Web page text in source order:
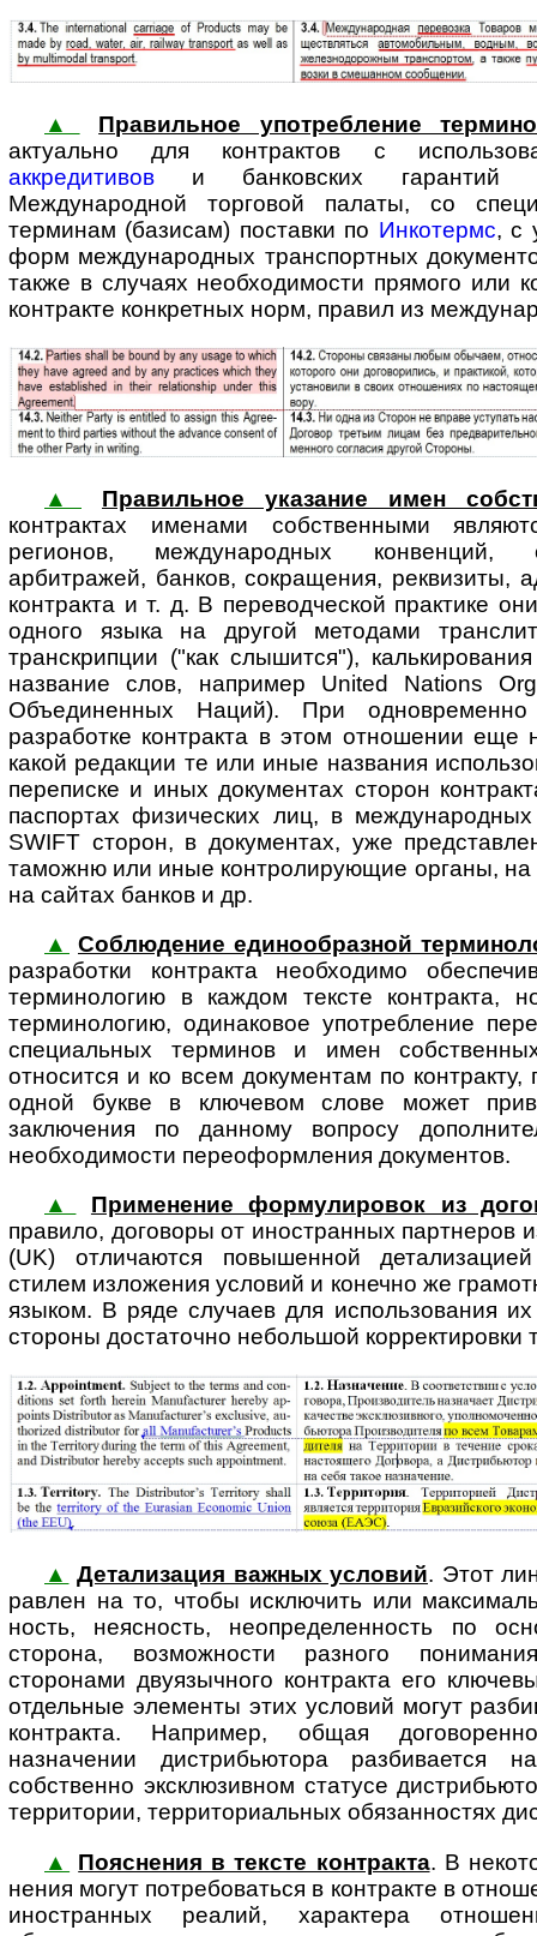
▲
Правильное употребление
актуально для контрактов с
аккредитивов и банковских гарантий
Международной торговой палаты, со
терминам (базисам) поставки по Инкотермс, с
форм международных транспортных
также в случаях необходимости прямого или
контракте конкретных норм, правил из
▲
Правильное указание имен
контрактах именами соб­ст­вен­ны­ми
регионов, международных конвенций,
арбитражей, банков, сокращения, реквизиты,
контракта и т. д. В переводческой практике
одного языка на другой методами
транскрипции ("как слышится"),
название слов, например United Nations
Объединенных Наций). При
разработке контракта в этом отношении еще
какой редакции те или иные названия
переписке и иных документах сторон
паспортах физических лиц, в
SWIFT сторон, в документах, уже
таможню или иные контролирующие органы, на
на сайтах банков и др.
▲
Соблюдение единообразной
раз­ра­бот­ки кон­т­рак­та необходимо
терминологию в каждом тексте контракта,
терминологию, одинаковое употребление
специальных терминов и имен
относится и ко всем документам по
одной букве в ключевом слове может
заключения по данному вопросу
необходимости переоформления документов.
▲
Применение формулировок из
правило, до­го­во­ры от ино­стран­ных пар­т­не­ров
(UK) отличаются повышенной
стилем изложения условий и конечно же
языком. В ряде случаев для использования
стороны достаточно небольшой корректировки
▲ Детализация важных условий. Этот
рав­лен на то, чтобы исключить или
ность, не­яс­ность, неопределенность по
сторона, возможности разного
сторонами двуязычного контракта его
отдельные элементы этих условий могут
контракта. Например, общая
назначении дистрибьютора разбивается
собственно эксклюзивном статусе
территории, территориальных обязанностях
▲
Пояснения в тексте контракта. В
не­ния мо­гут потребоваться в кон­т­рак­те в
иностранных реалий, характера